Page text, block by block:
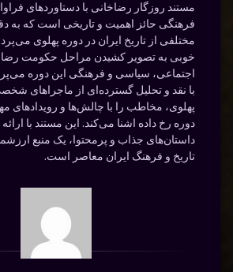
مستند روزگار رضاخانی با دستاوردهای
فرهنگی حائز اهمیت و تاریخی است که به
مختلفی از تاریخ ایران در دوره پهلوی
خوبی به تصویر کشیدن مراحل حکومت
اجتماعی، سیاسی و فرهنگی این دوره
با نقد و تحلیل گسترده‌ای از ماجراهای
پهلوی، مخاطب را با چالش‌ها و رویدادهای
دوره رخ داده اشنا می‌کند. این مستند با
داستان‌های جذاب و پرمحتوا، یک منبع
تاریخ و فرهنگ ایران معاصر است.